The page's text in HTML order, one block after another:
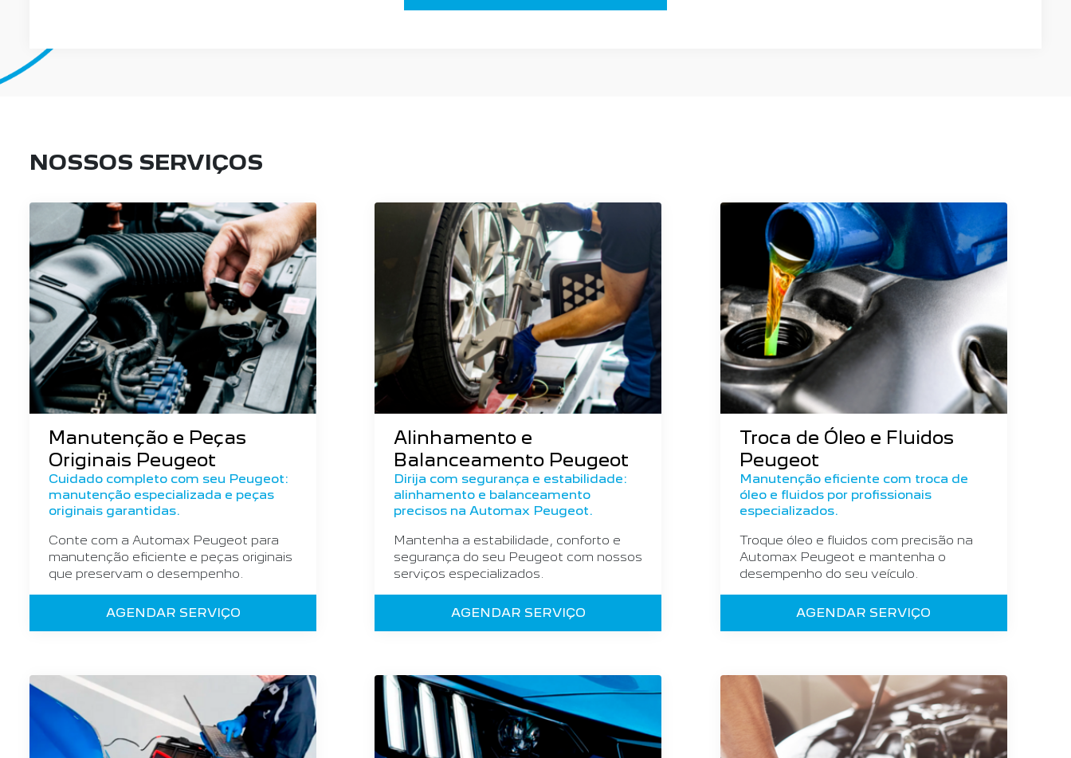
NOSSOS SERVIÇOS
Manutenção e Peças
Originais Peugeot
Cuidado completo com seu Peugeot:
manutenção especializada e peças
originais garantidas.
Conte com a Automax Peugeot para
manutenção eficiente e peças originais
que preservam o desempenho.
AGENDAR SERVIÇO
Alinhamento e
Balanceamento Peugeot
Dirija com segurança e estabilidade:
alinhamento e balanceamento
precisos na Automax Peugeot.
Mantenha a estabilidade, conforto e
segurança do seu Peugeot com nossos
serviços especializados.
AGENDAR SERVIÇO
Troca de Óleo e Fluidos
Peugeot
Manutenção eficiente com troca de
óleo e fluidos por profissionais
especializados.
Troque óleo e fluidos com precisão na
Automax Peugeot e mantenha o
desempenho do seu veículo.
AGENDAR SERVIÇO